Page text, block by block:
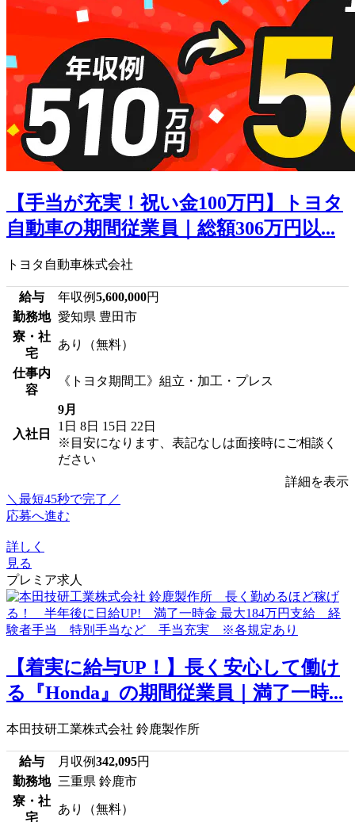
【手当が充実！祝い金100万円】トヨタ
自動車の期間従業員｜総額306万円以...
トヨタ自動車株式会社
給与 年収例5,600,000円
勤務地 愛知県 豊田市
寮・社
宅
あり（無料）
仕事内
容
《トヨタ期間工》組立・加工・プレス
入社日
9月
1日 8日 15日 22日
※目安になります、表記なしは面接時にご相談く
ださい
詳細を表示
＼最短45秒で完了／
応募へ進む
詳しく
見る
プレミア求人
【着実に給与UP！】長く安心して働け
る『Honda』の期間従業員｜満了一時...
本田技研工業株式会社 鈴鹿製作所
給与 月収例342,095円
勤務地 三重県 鈴鹿市
寮・社
宅
あり（無料）